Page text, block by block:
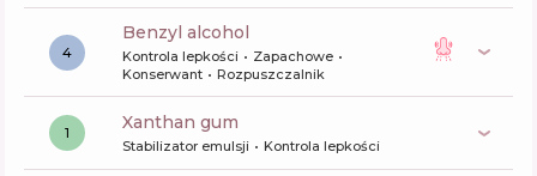
4
benzyl alcohol
Kontrola lepkości
Zapachowe
Konserwant
Rozpuszczalnik
1 xanthan gum
Stabilizator emulsji Kontrola lepkości